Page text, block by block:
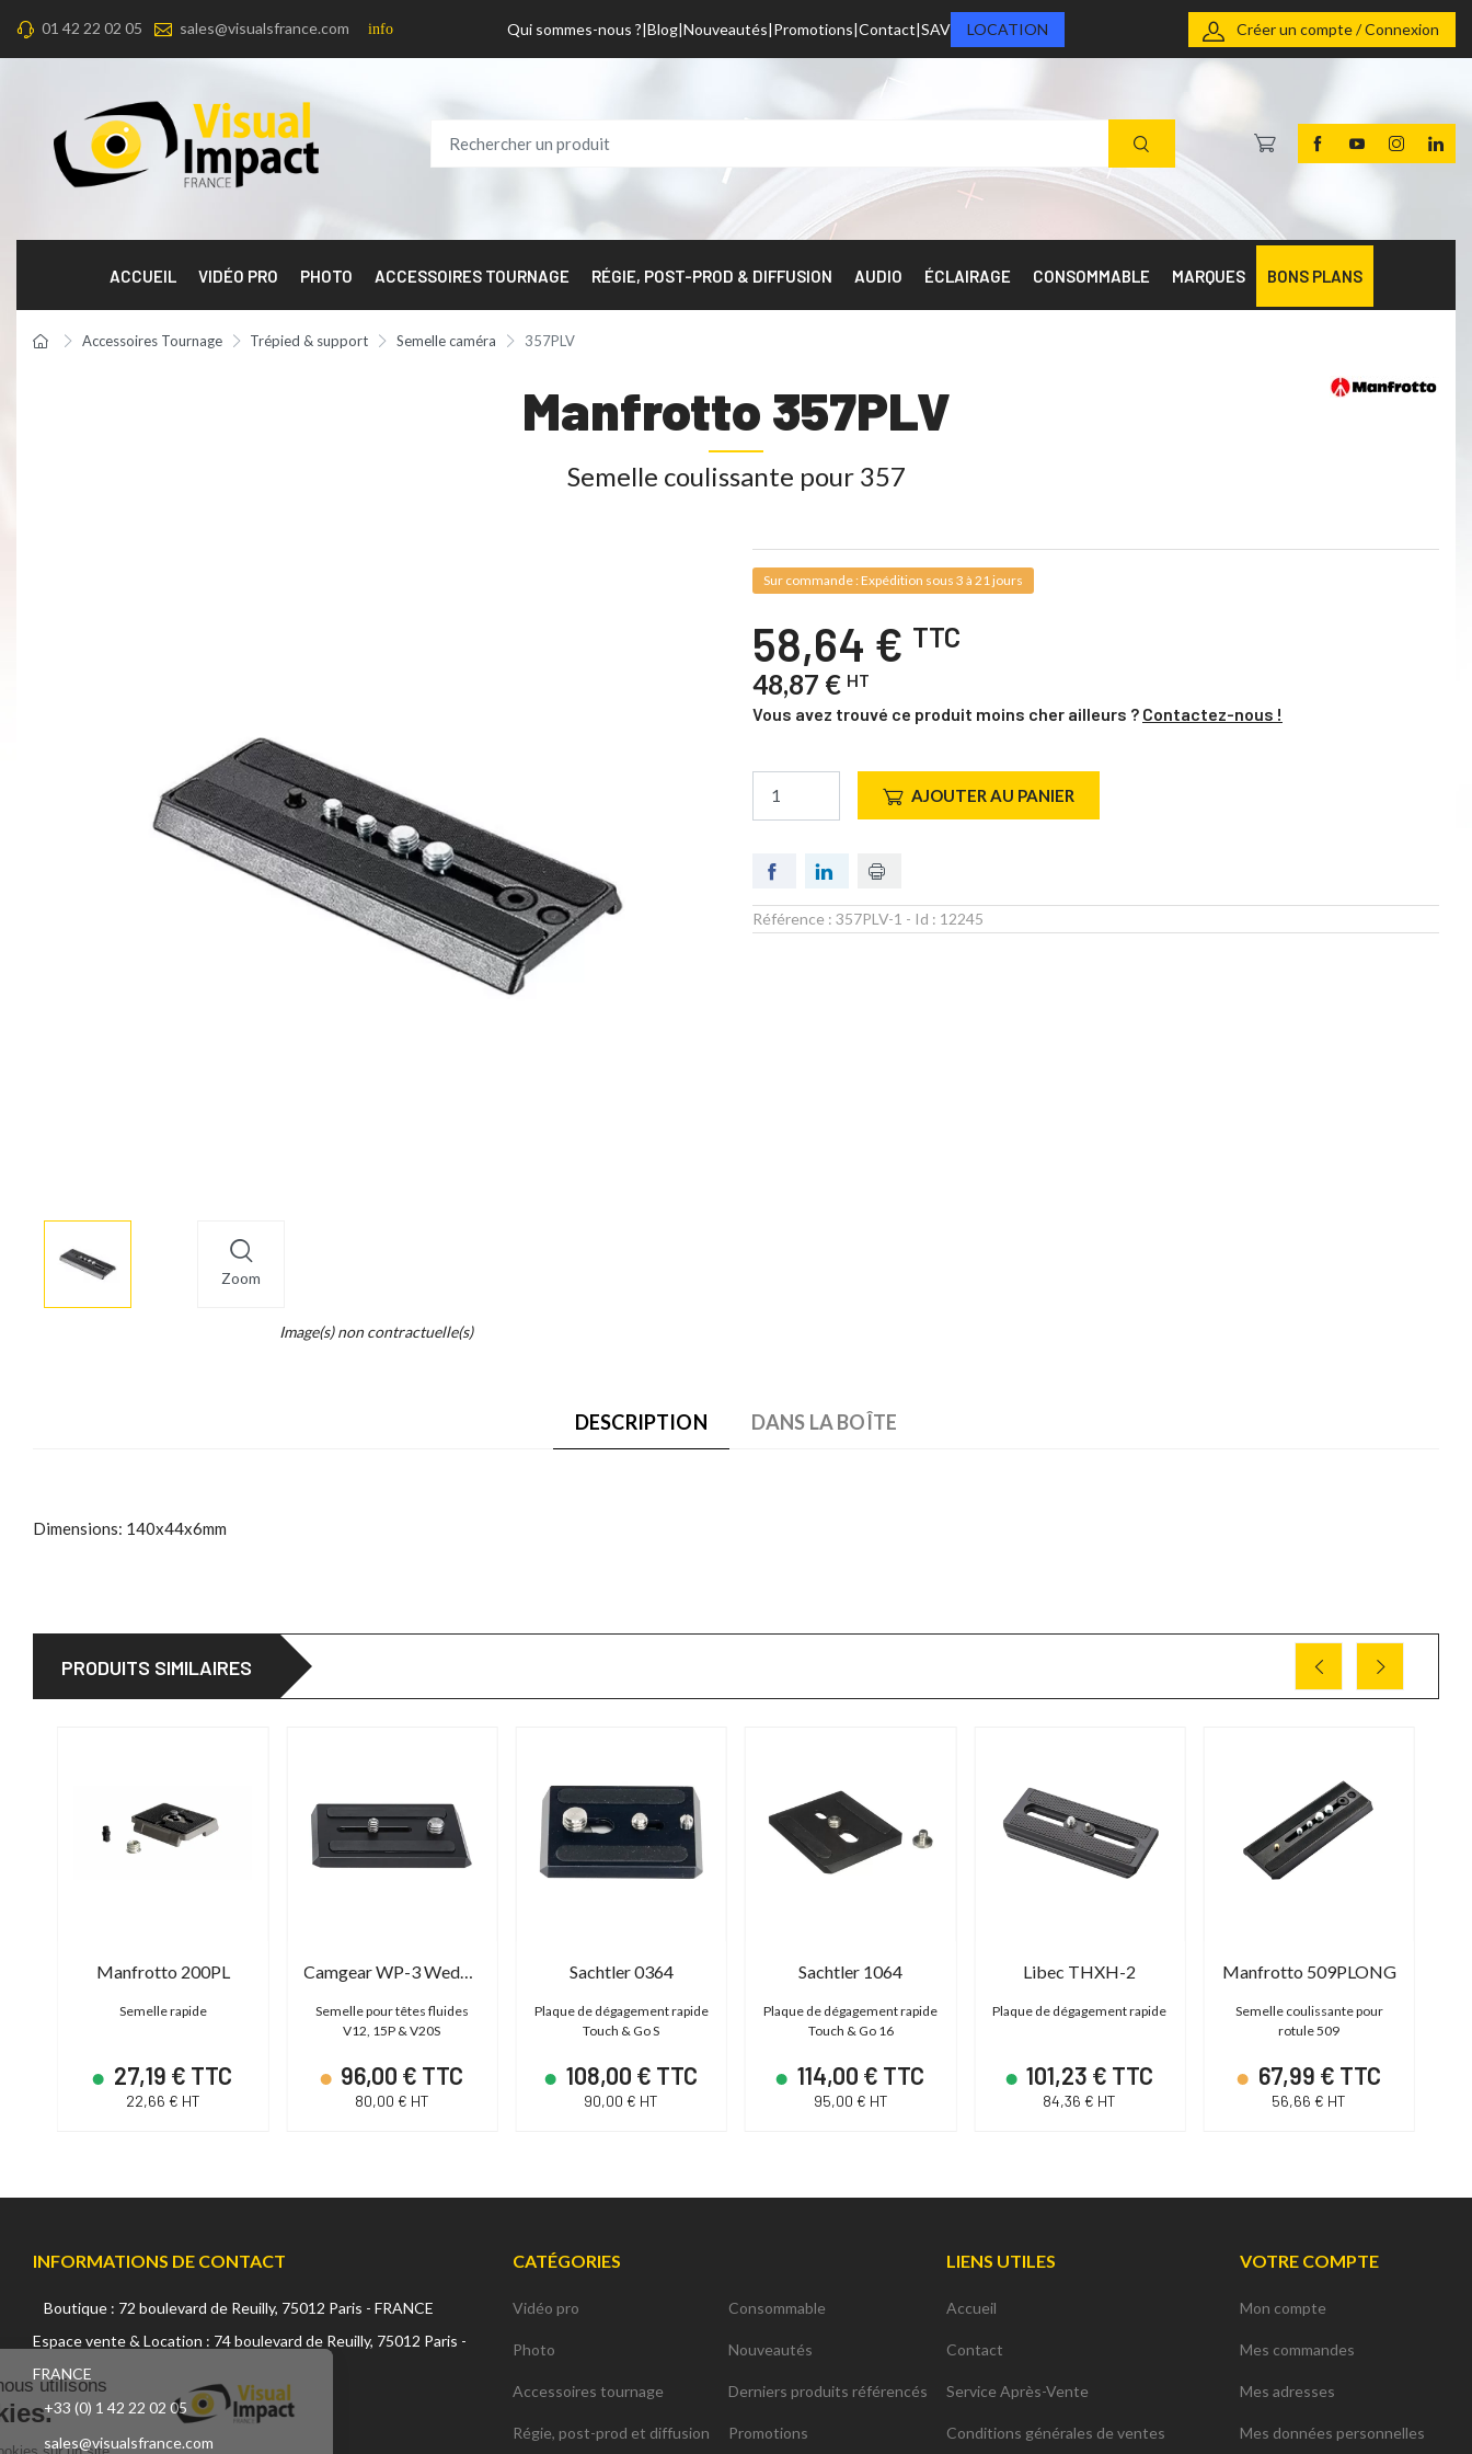
01 42 22 02 05 sales@visualsfrance.com info Qui sommes-nous ? Blog Nouveautés Promotions Contact SAV LOCATION Créer un compte / Connexion
ACCUEIL VIDÉO PRO PHOTO ACCESSOIRES TOURNAGE RÉGIE, POST-PROD & DIFFUSION AUDIO ÉCLAIRAGE CONSOMMABLE MARQUES BONS PLANS
Accessoires Tournage Trépied & support Semelle caméra 357PLV
Manfrotto 357PLV
Semelle coulissante pour 357
Zoom
More
info
Image(s) non contractuelle(s)
Sur commande : Expédition sous 3 à 21 jours
58,64 € TTC
48,87 € HT
Vous avez trouvé ce produit moins cher ailleurs ? Contactez-nous !
AJOUTER AU PANIER
Référence : 357PLV-1 - Id : 12245
DESCRIPTION DANS LA BOÎTE
Dimensions: 140x44x6mm
PRODUITS SIMILAIRES
Manfrotto 200PL
Semelle rapide
27,19 € TTC
22,66 € HT
Camgear WP-3 Wedge Plate
Semelle pour têtes fluides
V12, 15P & V20S
96,00 € TTC
80,00 € HT
Sachtler 0364
Plaque de dégagement rapide
Touch & Go S
108,00 € TTC
90,00 € HT
Sachtler 1064
Plaque de dégagement rapide
Touch & Go 16
114,00 € TTC
95,00 € HT
Libec THXH-2
Plaque de dégagement rapide
101,23 € TTC
84,36 € HT
Manfrotto 509PLONG
Semelle coulissante pour
rotule 509
67,99 € TTC
56,66 € HT
INFORMATIONS DE CONTACT
Boutique : 72 boulevard de Reuilly, 75012 Paris - FRANCE
Espace vente & Location : 74 boulevard de Reuilly, 75012 Paris -
FRANCE
+33 (0) 1 42 22 02 05
sales@visualsfrance.com
CATÉGORIES
Vidéo pro
Photo
Accessoires tournage
Régie, post-prod et diffusion
Consommable
Nouveautés
Derniers produits référencés
Promotions
LIENS UTILES
Accueil
Contact
Service Après-Vente
Conditions générales de ventes
VOTRE COMPTE
Mon compte
Mes commandes
Mes adresses
Mes données personnelles
Sur ce site, nous utilisons
des cookies.